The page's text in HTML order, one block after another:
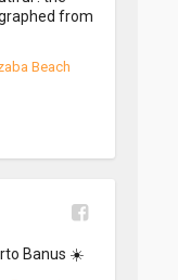
from
Banus ☀️